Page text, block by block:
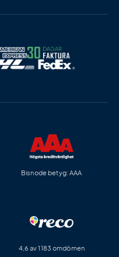
Bisnode betyg: AAA
4,6 av 1183 omdömen